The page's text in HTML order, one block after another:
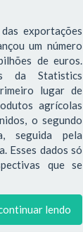
exportações
um número
de euros.
da Statistics
lugar de
agrícolas
o segundo
seguida pela
Esses dados só
que se
lendo